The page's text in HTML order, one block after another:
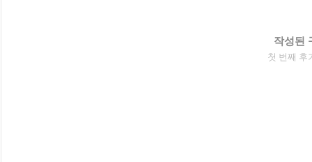
작성된
첫 번째 후